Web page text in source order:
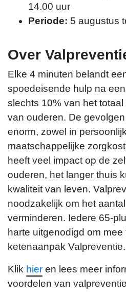
Ryan Ramakers
14.00 uur
Periode: 5 augustus
Over
Elke 4 minuten belandt
spoedeisende hulp na
slechts 10% van het
van ouderen. De
enorm, zowel in
maatschappelijke
heeft veel impact op de
ouderen, het langer thuis
kwaliteit van leven.
noodzakelijk om het
verminderen. Iedere 65-
harte uitgenodigd om
ketenaanpak Valpreventie.
Klik hier en lees meer
voordelen van